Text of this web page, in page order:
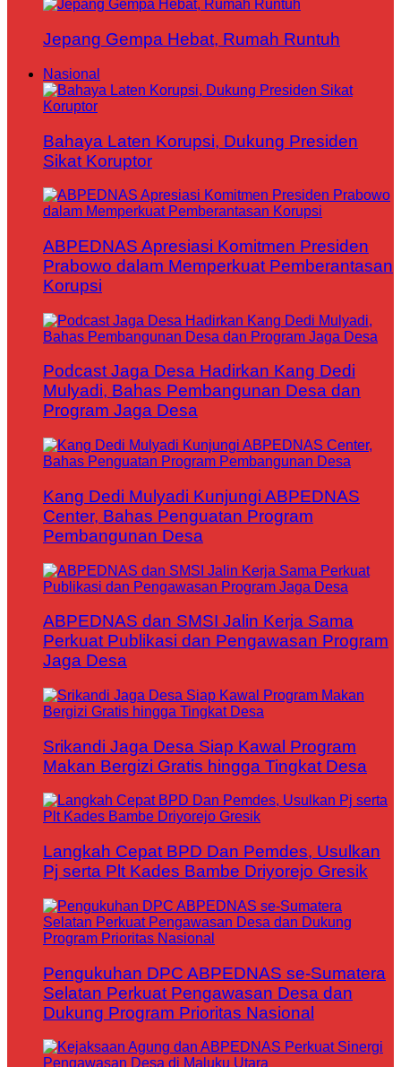
Jepang Gempa Hebat, Rumah Runtuh
Nasional
Bahaya Laten Korupsi, Dukung Presiden
Sikat Koruptor
ABPEDNAS Apresiasi Komitmen Presiden
Prabowo dalam Memperkuat Pemberantasan
Korupsi
Podcast Jaga Desa Hadirkan Kang Dedi
Mulyadi, Bahas Pembangunan Desa dan
Program Jaga Desa
Kang Dedi Mulyadi Kunjungi ABPEDNAS
Center, Bahas Penguatan Program
Pembangunan Desa
ABPEDNAS dan SMSI Jalin Kerja Sama
Perkuat Publikasi dan Pengawasan Program
Jaga Desa
Srikandi Jaga Desa Siap Kawal Program
Makan Bergizi Gratis hingga Tingkat Desa
Langkah Cepat BPD Dan Pemdes, Usulkan
Pj serta Plt Kades Bambe Driyorejo Gresik
Pengukuhan DPC ABPEDNAS se-Sumatera
Selatan Perkuat Pengawasan Desa dan
Dukung Program Prioritas Nasional